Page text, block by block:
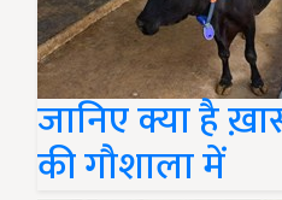
जानिए क्या है
की गौशाला में